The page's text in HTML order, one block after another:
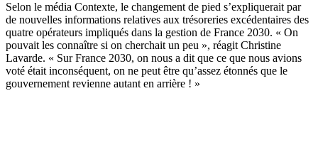
Selon le média Contexte, le changement de pied s’expliquerait par
de nouvelles informations relatives aux trésoreries excédentaires des
quatre opérateurs impliqués dans la gestion de France 2030. « On
pouvait les connaître si on cherchait un peu », réagit Christine
Lavarde. « Sur France 2030, on nous a dit que ce que nous avions
voté était inconséquent, on ne peut être qu’assez étonnés que le
gouvernement revienne autant en arrière ! »